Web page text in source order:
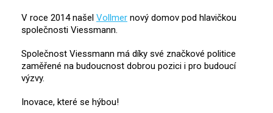
V roce 2014 našel Vollmer nový domov pod hlavičkou
společnosti Viessmann.
Společnost Viessmann má díky své značkové politice
zaměřené na budoucnost dobrou pozici i pro budoucí
výzvy.
Inovace, které se hýbou!